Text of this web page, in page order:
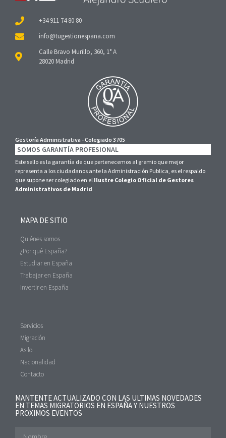
+34 911 74 80 80
Calle Bravo Murillo, 360, 1° A
28020 Madrid
Gestoría Administrativa - Colegiado 3705
SOMOS GARANTÍA PROFESIONAL
Este sello es la garantía de que pertenecemos al gremio que mejor
representa a los ciudadanos ante la Administración Publica, es el respaldo
que supone ser colegiado en el Ilustre Colegio Oficial de Gestores
Administrativos de Madrid
MAPA DE SITIO
Quiénes somos
¿Por qué España?
Estudiar en España
Trabajar en España
Invertir en España
Servicios
Migración
Asilo
Nacionalidad
Contacto
MANTENTE ACTUALIZADO CON LAS ULTIMAS NOVEDADES
EN TEMAS MIGRATORIOS EN ESPAÑA Y NUESTROS
PROXIMOS EVENTOS